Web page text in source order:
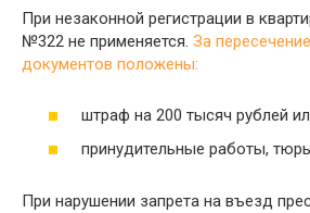
При незаконной регистрации в
№322 не применяется. За
документов положены:
штраф на 200 тысяч рублей
принудительные работы,
При нарушении запрета на въезд